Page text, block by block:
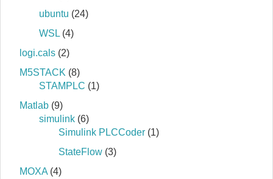
ubuntu (24)
WSL (4)
logi.cals (2)
M5STACK (8)
STAMPLC (1)
Matlab (9)
simulink (6)
Simulink PLCCoder (1)
StateFlow (3)
MOXA (4)